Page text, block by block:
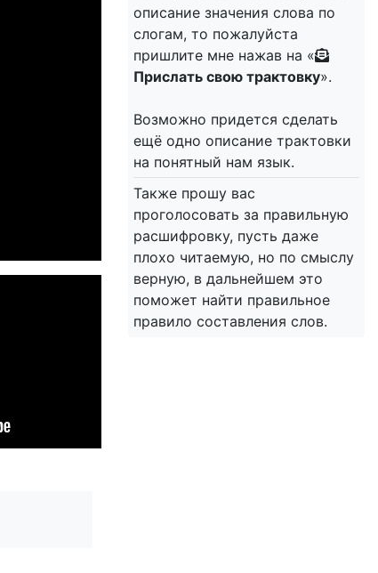
описание значения слова по
слогам, то пожалуйста
пришлите мне нажав на «
Прислать свою трактовку».
Возможно придется сделать
ещё одно описание трактовки
на понятный нам язык.
Также прошу вас
проголосовать за правильную
расшифровку, пусть даже
плохо читаемую, но по смыслу
верную, в дальнейшем это
поможет найти правильное
правило составления слов.